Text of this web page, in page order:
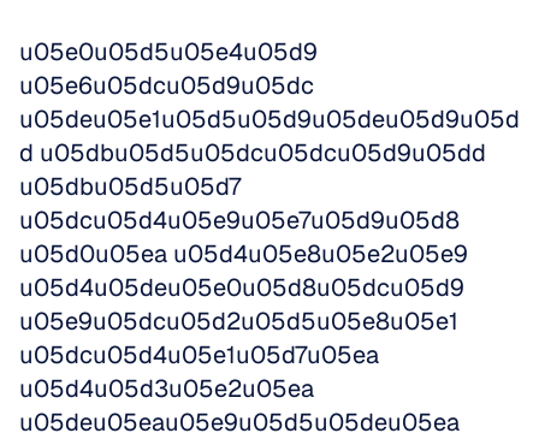
u05e0u05d5u05e4u05d9
u05e6u05dcu05d9u05dc
u05deu05e1u05d5u05d9u05deu05d9u05d
d u05dbu05d5u05dcu05dcu05d9u05dd
u05dbu05d5u05d7
u05dcu05d4u05e9u05e7u05d9u05d8
u05d0u05ea u05d4u05e8u05e2u05e9
u05d4u05deu05e0u05d8u05dcu05d9
u05e9u05dcu05d2u05d5u05e8u05e1
u05dcu05d4u05e1u05d7u05ea
u05d4u05d3u05e2u05ea
u05deu05eau05e9u05d5u05deu05ea